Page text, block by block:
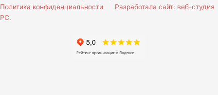
Политика конфиденциальности
Разработала сайт: веб-студия
РС.